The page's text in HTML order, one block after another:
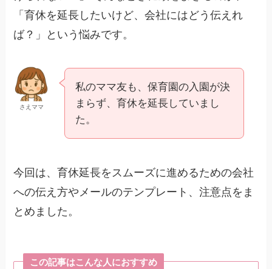
「育休を延長したいけど、会社にはどう伝えれ
ば？」という悩みです。
さえママ
私のママ友も、保育園の入園が決
まらず、育休を延長していまし
た。
今回は、育休延長をスムーズに進めるための会社
への伝え方やメールのテンプレート、注意点をま
とめました。
この記事はこんな人におすすめ